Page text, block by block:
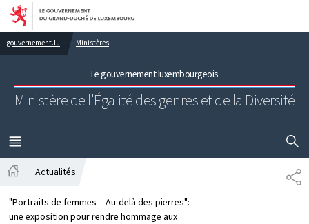
Aller au menu principal
Aller au contenu
gouvernement.lu Ministères
Le gouvernement luxembourgeois
Ministère de l'Égalité des genreset de la Diversité
MENU
PRINCIPAL
Actualités
"Portraits de femmes – Au-delà des pierres":
une exposition pour rendre hommage aux